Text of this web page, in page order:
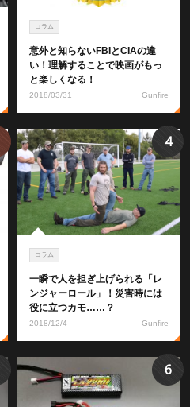
コラム
意外と知らないFBIとCIAの違
い！理解することで映画がもっ
と楽しくなる！
2018/03/31 Gunfire
コラム
一瞬で人を担ぎ上げられる「レ
ンジャーロール」！災害時には
役に立つカモ……？
2018/12/4 Gunfire
4
6